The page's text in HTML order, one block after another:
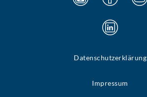
Datenschutzerklärung
Impressum